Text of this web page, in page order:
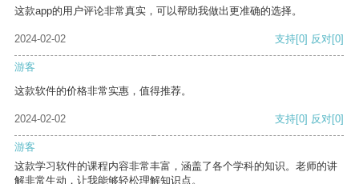
这款app的用户评论非常真实，可以帮助我做出更准确的选择。
2024-02-02 支持[0] 反对[0]
游客
这款软件的价格非常实惠，值得推荐。
2024-02-02 支持[0] 反对[0]
游客
这款学习软件的课程内容非常丰富，涵盖了各个学科的知识。老师的讲
解非常生动，让我能够轻松理解知识点。